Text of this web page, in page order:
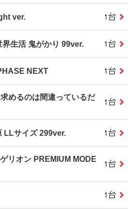
ver.
生活 鬼がかり 99ver.
NEXT
めるのは間違っているだ
LLサイズ 299ver.
リオン PREMIUM MODE